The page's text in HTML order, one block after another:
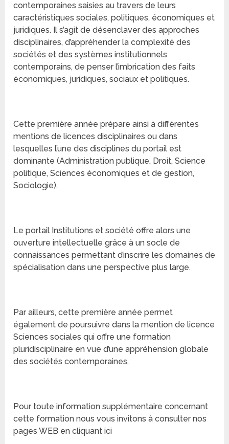
contemporaines saisies au travers de leurs
caractéristiques sociales, politiques, économiques et
juridiques. Il s’agit de désenclaver des approches
disciplinaires, d’appréhender la complexité des
sociétés et des systèmes institutionnels
contemporains, de penser l’imbrication des faits
économiques, juridiques, sociaux et politiques.
Cette première année prépare ainsi à différentes
mentions de licences disciplinaires ou dans
lesquelles l’une des disciplines du portail est
dominante (Administration publique, Droit, Science
politique, Sciences économiques et de gestion,
Sociologie).
Le portail Institutions et société offre alors une
ouverture intellectuelle grâce à un socle de
connaissances permettant d’inscrire les domaines de
spécialisation dans une perspective plus large.
Par ailleurs, cette première année permet
également de poursuivre dans la mention de licence
Sciences sociales qui offre une formation
pluridisciplinaire en vue d’une appréhension globale
des sociétés contemporaines.
Pour toute information supplémentaire concernant
cette formation nous vous invitons à consulter nos
pages WEB en cliquant ici